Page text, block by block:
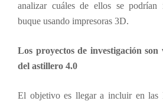
analizar cuáles de ellos se
buque usando impresoras 3D.
Los proyectos de investigación
del astillero 4.0
El objetivo es llegar a incluir en las